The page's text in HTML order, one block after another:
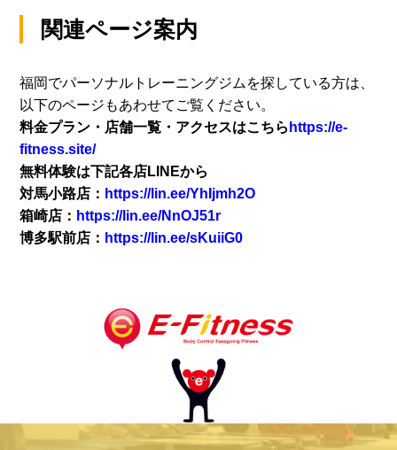
関連ページ案内
福岡でパーソナルトレーニングジムを探している方は、
以下のページもあわせてご覧ください。
料金プラン・ 店舗一覧・アクセスはこちら https://e-
fitness.site/
無料体験は下記各店LINEから
対馬小路店： https://lin.ee/YhIjmh2O
箱崎店： https://lin.ee/NnOJ51r
博多駅前店： https://lin.ee/sKuiiG0